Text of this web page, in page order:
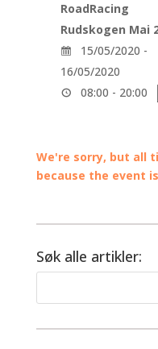
RoadRacing
Rudskogen Mai
15/05/2020 -
16/05/2020
08:00 - 20:00
We're sorry, but all
because the event
Søk alle artikler: